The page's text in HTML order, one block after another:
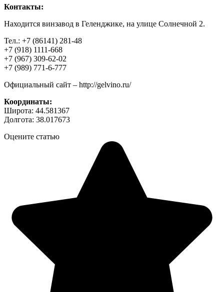
Контакты:
Находится винзавод в Геленджике, на улице Солнечной 2.
Тел.: +7 (86141) 281-48
+7 (918) 1111-668
+7 (967) 309-62-02
+7 (989) 771-6-777
Официальный сайт – http://gelvino.ru/
Координаты:
Широта: 44.581367
Долгота: 38.017673
Оцените статью